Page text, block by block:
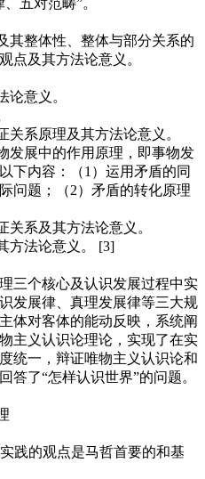
其整体性、整体与部分关系的
点及其方法论意义。
论意义。
关系原理及其方法论意义。
发展中的作用原理，即事物发
下内容：（1）运用矛盾的同
问题；（2）矛盾的转化原理
关系及其方法论意义。
方法论意义。 [3]
三个核心及认识发展过程中实
发展律、真理发展律等三大规
体对客体的能动反映，系统阐
主义认识论理论，实现了在实
统一，辩证唯物主义认识论和
答了“怎样认识世界”的问题。
践的观点是马哲首要的和基